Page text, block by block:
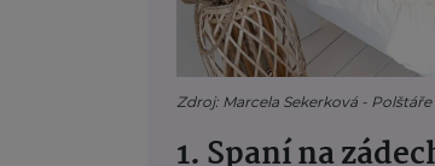
Zdroj: Marcela Sekerková -
1. Spaní na